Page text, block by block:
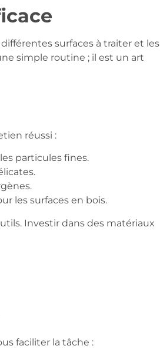
surfaces à traiter et les
simple routine ; il est un art
réussi :
particules fines.
les surfaces en bois.
Investir dans des matériaux
faciliter la tâche :